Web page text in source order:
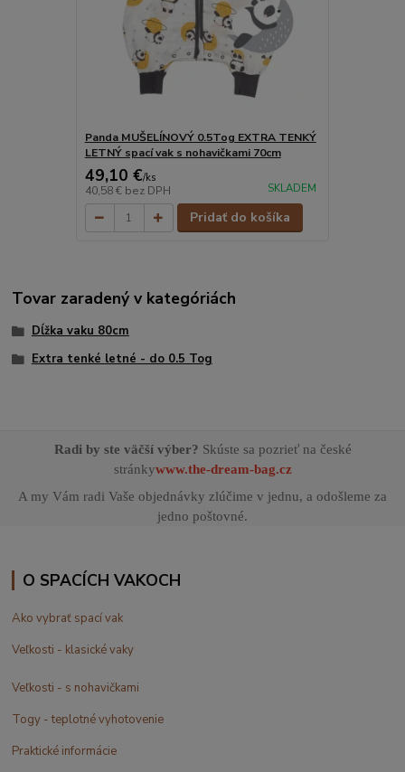
Panda MUŠELÍNOVÝ 0.5Tog EXTRA TENKÝ
LETNÝ spací vak s nohavičkami 70cm
49,10 €/ks
40,58 € bez DPH SKLADEM
Pridať do košíka
Tovar zaradený v kategóriách
Dĺžka vaku 80cm
Extra tenké letné - do 0.5 Tog
Radi by ste väčší výber? Skúste sa pozrieť na české
stránkywww.the-dream-bag.cz
A my Vám radi Vaše objednávky zlúčime v jednu, a odošleme za
jedno poštovné.
O SPACÍCH VAKOCH
Ako vybrať spací vak
Veľkosti - klasické vaky
Veľkosti - s nohavičkami
Togy - teplotné vyhotovenie
Praktické informácie